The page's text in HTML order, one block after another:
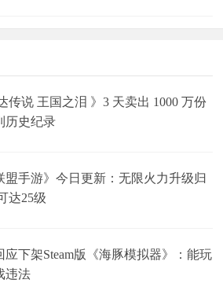
传说 王国之泪 》3 天卖出 1000 万份
历史纪录
盟手游》今日更新：无限火力升级归
达25级
应下架Steam版《海豚模拟器》：能玩
违法